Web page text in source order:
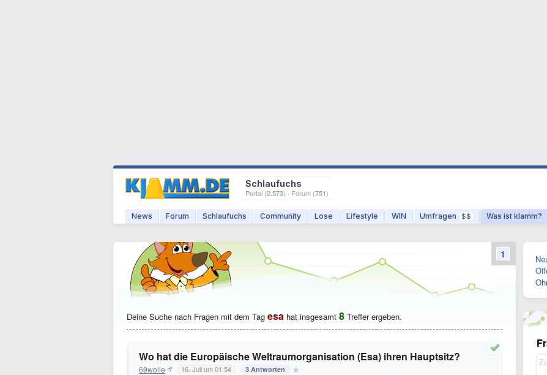
Schlaufuchs
Portal (2.573) · Forum (751)
News Forum Schlaufuchs Community Lose Lifestyle WIN Umfragen $$ Was ist klamm?
Deine Suche nach Fragen mit dem Tag esa hat insgesamt 8 Treffer ergeben.
Wo hat die Europäische Weltraumorganisation (Esa) ihren Hauptsitz?
69wolle 16. Juli um 01:54 3 Antworten
1